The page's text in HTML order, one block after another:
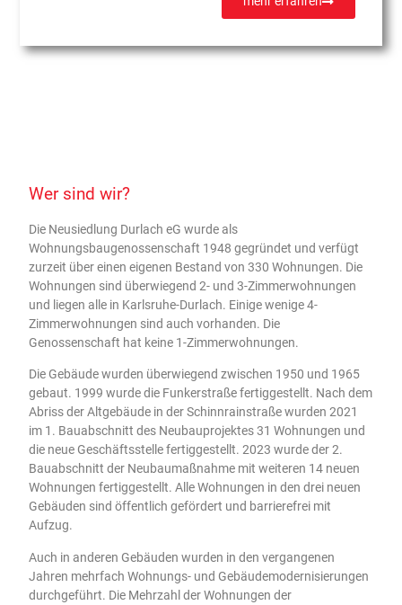
Wer sind wir?
Die Neusiedlung Durlach eG wurde als
Wohnungsbaugenossenschaft 1948 gegründet und verfügt
zurzeit über einen eigenen Bestand von 330 Wohnungen. Die
Wohnungen sind überwiegend 2- und 3-Zimmerwohnungen
und liegen alle in Karlsruhe-Durlach. Einige wenige 4-
Zimmerwohnungen sind auch vorhanden. Die
Genossenschaft hat keine 1-Zimmerwohnungen.
Die Gebäude wurden überwiegend zwischen 1950 und 1965
gebaut. 1999 wurde die Funkerstraße fertiggestellt. Nach dem
Abriss der Altgebäude in der Schinnrainstraße wurden 2021
im 1. Bauabschnitt des Neubauprojektes 31 Wohnungen und
die neue Geschäftsstelle fertiggestellt. 2023 wurde der 2.
Bauabschnitt der Neubaumaßnahme mit weiteren 14 neuen
Wohnungen fertiggestellt. Alle Wohnungen in den drei neuen
Gebäuden sind öffentlich gefördert und barrierefrei mit
Aufzug.
Auch in anderen Gebäuden wurden in den vergangenen
Jahren mehrfach Wohnungs- und Gebäudemodernisierungen
durchgeführt. Die Mehrzahl der Wohnungen der